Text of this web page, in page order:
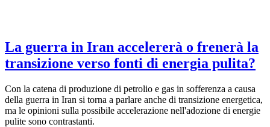
La guerra in Iran accelererà o frenerà la
transizione verso fonti di energia pulita?
Con la catena di produzione di petrolio e gas in sofferenza a causa
della guerra in Iran si torna a parlare anche di transizione energetica,
ma le opinioni sulla possibile accelerazione nell'adozione di energie
pulite sono contrastanti.